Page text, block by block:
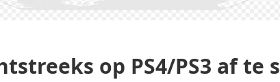
op PS4/PS3 af te